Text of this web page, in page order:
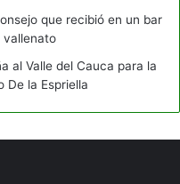
que recibió en un bar
vallenato
al Valle del Cauca para la
De la Espriella